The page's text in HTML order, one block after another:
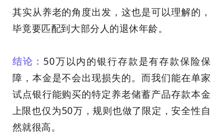
其实从养老的角度出发，这也是可以理解的，
毕竟要匹配到大部分人的退休年龄。
结论： 50万以内的银行存款是有存款保险保
障，本金是不会出现损失的。而我们能在单家
试点银行能购买的特定养老储蓄产品存款本金
上限也仅为50万，规则也做了限定，安全性自
然就很高。